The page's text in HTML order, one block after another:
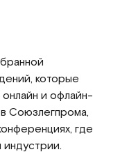
которые
онлайн и офлайн-
Союзлегпрома,
где